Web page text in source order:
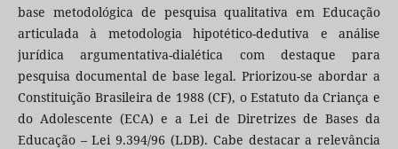
base metodológica de pesquisa qualitativa em Educação
articulada à metodologia hipotético-dedutiva e análise
jurídica argumentativa-dialética com destaque para
pesquisa documental de base legal. Priorizou-se abordar a
Constituição Brasileira de 1988 (CF), o Estatuto da Criança e
do Adolescente (ECA) e a Lei de Diretrizes de Bases da
Educação – Lei 9.394/96 (LDB). Cabe destacar a relevância